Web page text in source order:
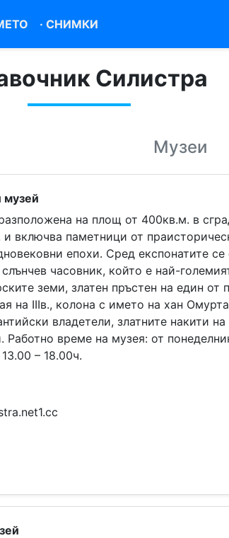
·СНИМКИ
Силистра
Музеи
музей
на площ от 400кв.м. в
и включва паметници от
епохи. Сред експонатите се
часовник, който е най-
земи, златен пръстен на един от
на ІІІв., колона с името на хан
владетели, златните накити на
Работно време на музея: от
– 18.00ч.